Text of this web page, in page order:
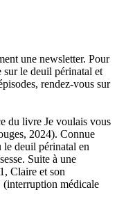
une newsletter. Pour
le deuil périnatal et
rendez-vous sur
du livre Je voulais vous
2024). Connue
deuil périnatal en
Suite à une
Claire et son
médicale